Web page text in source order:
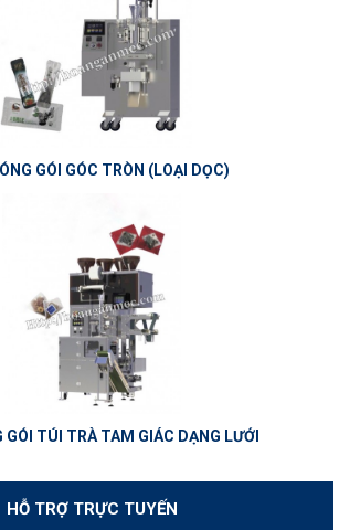
GÓI GÓC TRÒN (LOẠI DỌC)
GÓI TÚI TRÀ TAM GIÁC DẠNG LƯỚI
HỖ TRỢ TRỰC TUYẾN